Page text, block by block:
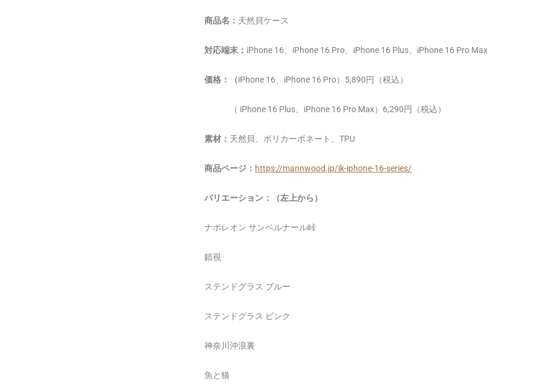
商品名： 天然貝ケース
対応端末： iPhone 16、iPhone 16 Pro、iPhone 16 Plus、iPhone 16 Pro Max
価格：（iPhone 16、iPhone 16 Pro）5,890円（税込）
（ iPhone 16 Plus、iPhone 16 Pro Max）6,290円（税込）
素材： 天然貝、ポリカーボネート、TPU
商品ページ： https://mannwood.jp/ik-iphone-16-series/
バリエーション：（左上から）
ナポレオン サンベルナール峠
錯視
ステンドグラス ブルー
ステンドグラス ピンク
神奈川沖浪裏
魚と猫